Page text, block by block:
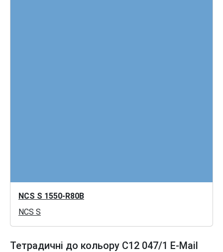
NCS S 1550-R80B
NCS S
Тетрадичні до кольору C12 047/1 E-Mail